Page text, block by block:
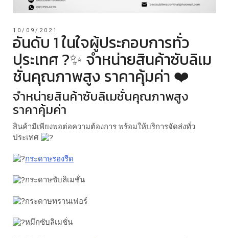
10/09/2021
อันดับ 1 ในใจผู้ประกอบการทั่ว
ประเทศ ?✨ จำหน่ายสินค้าซับลิเม
ชั่นคุณภาพสูง ราคาคุ้มค่า ❤️
จำหน่ายสินค้าซับลิเมชั่นคุณภาพสูง
ราคาคุ้มค่า
สินค้ามีเพียงพอต่อความต้องการ พร้อมให้บริการจัดส่งทั่ว
ประเทศ
กระดาษรองรีด
กระดาษซับลิเมชั่น
กระดาษทรานเฟอร์
หมึกซับลิเมชั่น